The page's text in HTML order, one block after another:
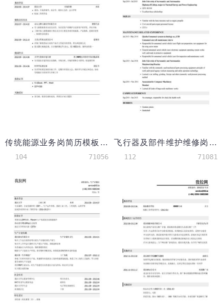
传统能源业务岗简历模板（应届生初级岗位）
104 71056
飞行器及部件维护维修岗英文简历模板（应届生初级岗位）
112 71081